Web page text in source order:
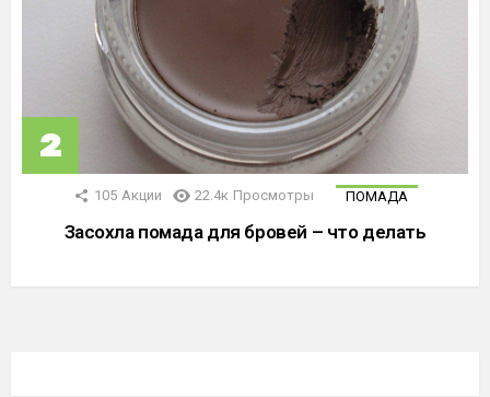
105 Акции 22.4к Просмотры ПОМАДА
Засохла помада для бровей – что делать